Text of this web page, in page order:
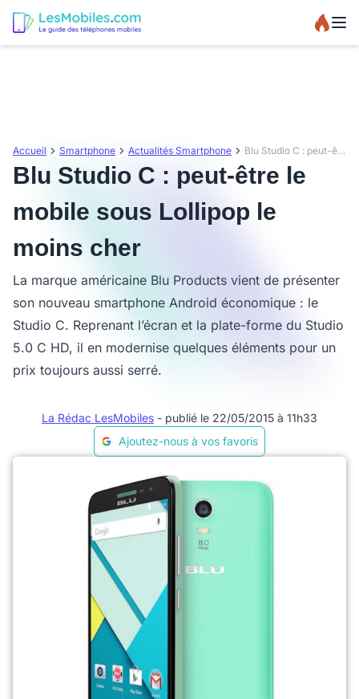
Accueil Smartphone Actualités Smartphone Blu Studio C : peut-être le mobile sous Lollipop le moins cher
Blu Studio C : peut-être le
mobile sous Lollipop le
moins cher
La marque américaine Blu Products vient de présenter
son nouveau smartphone Android économique : le
Studio C. Reprenant l’écran et la plate-forme du Studio
5.0 C HD, il en modernise quelques éléments pour un
prix toujours aussi serré.
La Rédac LesMobiles - publié le 22/05/2015 à 11h33
Ajoutez-nous à vos favoris